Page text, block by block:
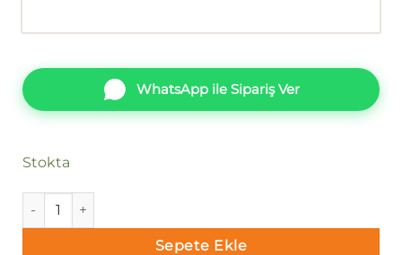
WhatsApp ile Sipariş Ver
Stokta
Duka Lifestyle Harem DK.23350-3 adet
Sepete Ekle